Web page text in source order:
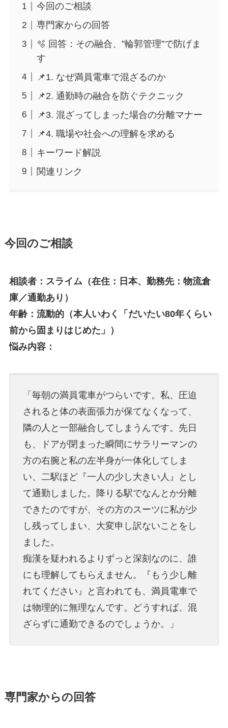
今回のご相談
専門家からの回答
🫧 回答：その融合、”輪郭管理”で防げま
す
📌1. なぜ満員電車で混ざるのか
📌2. 通勤時の融合を防ぐテクニック
📌3. 混ざってしまった場合の分離マナー
📌4. 職場や社会への理解を求める
キーワード解説
関連リンク
今回のご相談
相談者：スライム（在住：日本、勤務先：物流倉
庫／通勤あり）
年齢：流動的（本人いわく「だいたい80年くらい
前から固まりはじめた」）
悩み内容：
「毎朝の満員電車がつらいです。私、圧迫
されると体の表面張力が保てなくなって、
隣の人と一部融合してしまうんです。先日
も、ドアが閉まった瞬間にサラリーマンの
方の右腕と私の左半身が一体化してしま
い、二駅ほど『一人の少し大きい人』とし
て通勤しました。降りる駅でなんとか分離
できたのですが、その方のスーツに私が少
し残ってしまい、大変申し訳ないことをし
ました。
痴漢を疑われるよりずっと深刻なのに、誰
にも理解してもらえません。『もう少し離
れてください』と言われても、満員電車で
は物理的に無理なんです。どうすれば、混
ざらずに通勤できるのでしょうか。」
専門家からの回答